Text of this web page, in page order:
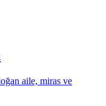
aile, miras ve